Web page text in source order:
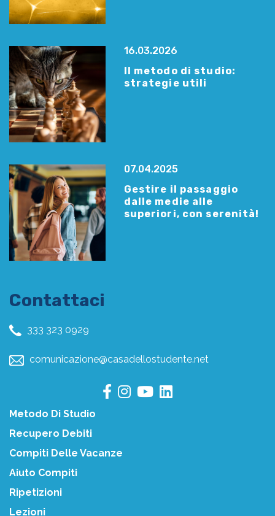
16.03.2026
Il metodo di studio:
strategie utili
07.04.2025
Gestire il passaggio
dalle medie alle
superiori, con serenità!
Contattaci
333 323 0929
comunicazione@casadellostudente.net
Metodo Di Studio
Recupero Debiti
Compiti Delle Vacanze
Aiuto Compiti
Ripetizioni
Lezioni